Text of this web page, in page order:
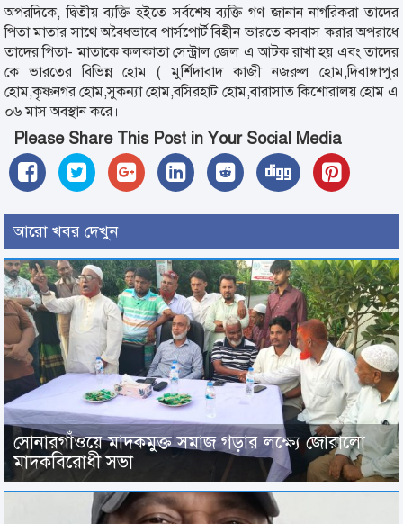
অপরদিকে, দ্বিতীয় ব্যক্তি হইতে সর্বশেষ ব্যক্তি গণ জানান নাগরিকরা তাদের
পিতা মাতার সাথে অবৈধভাবে পার্সপোর্ট বিহীন ভারতে বসবাস করার অপরাধে
তাদের পিতা- মাতাকে কলকাতা সেন্ট্রাল জেল এ আটক রাখা হয় এবং তাদের
কে ভারতের বিভিন্ন হোম ( মুর্শিদাবাদ কাজী নজরুল হোম,দিবাঙ্গাপুর
হোম,কৃষ্ণনগর হোম,সুকন্যা হোম,বসিরহাট হোম,বারাসাত কিশোরালয় হোম এ
০৬ মাস অবস্থান করে।
Please Share This Post in Your Social Media
আরো খবর দেখুন
সোনারগাঁওয়ে মাদকমুক্ত সমাজ গড়ার লক্ষ্যে জোরালো
মাদকবিরোধী সভা